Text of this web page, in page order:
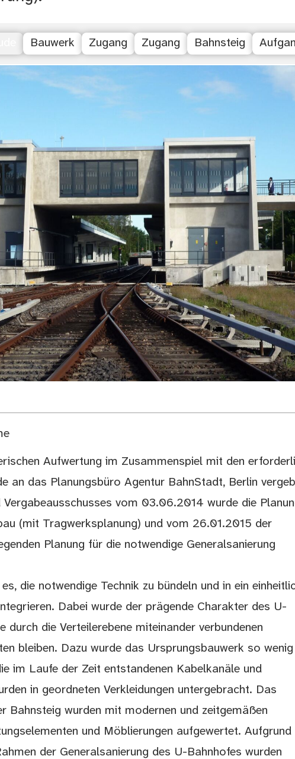
Bauwerk Zugang Zugang Bahnsteig
Aufwertung im Zusammenspiel mit den
an das Planungsbüro Agentur BahnStadt, Berlin
Vergabeausschusses vom 03.06.2014 wurde die
(mit Tragwerksplanung) und vom 26.01.2015 der
Planung für die notwendige Generalsanierung
die notwendige Technik zu bündeln und in ein
Dabei wurde der prägende Charakter des U-
durch die Verteilerebene miteinander verbundenen
bleiben. Dazu wurde das Ursprungsbauwerk so
im Laufe der Zeit entstandenen Kabelkanäle und
in geordneten Verkleidungen untergebracht. Das
Bahnsteig wurden mit modernen und zeitgemäßen
und Möblierungen aufgewertet. Aufgrund
der Generalsanierung des U-Bahnhofes wurden